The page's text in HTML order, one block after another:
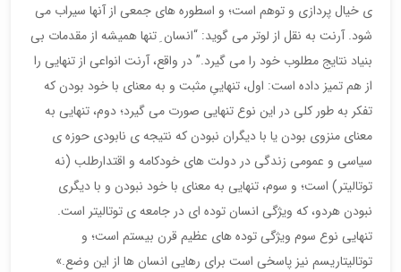
ی خیال پردازی و توهم است؛ و اسطوره های جمعی از آنها سیراب می
شود. آرنت به نقل از لوتر می گوید: “انسان ِ تنها همیشه از مقدمات بی
بنیاد نتایج مطلوب خود را می گیرد.” در واقع، آرنت انواعی از تنهایی را
از هم تمیز داده است: اول، تنهاییِ مثبت و به معنای با خود بودن که
تفکر به طور کلی در این نوع تنهایی صورت می گیرد؛ دوم، تنهایی به
معنای منزوی بودن یا با دیگران نبودن که نتیجه ی نابودی حوزه ی
سیاسی و عمومی زندگی در دولت های خودکامه و اقتدارطلب (نه
توتالیتر) است؛ و سوم، تنهایی به معنای با خود نبودن و با دیگری
نبودن هردو، که ویژگی انسان توده ای در جامعه ی توتالیتر است.
تنهایی نوع سوم ویژگی توده های عظیم قرن بیستم است؛ و
توتالیتاریسم نیز پاسخی است برای رهایی انسان ها از این وضع.»